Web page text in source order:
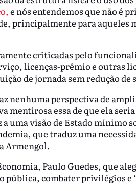
e nós entendemos que não é
principalmente para aqueles
criticadas pelo
licenças-prêmio e outras
de jornada sem redução de
nenhuma perspectiva de
mentirosa essa de que ela
uma visão de Estado mínimo
que traduz uma
Armengol.
Paulo Guedes, que
pública, combater privilégios e